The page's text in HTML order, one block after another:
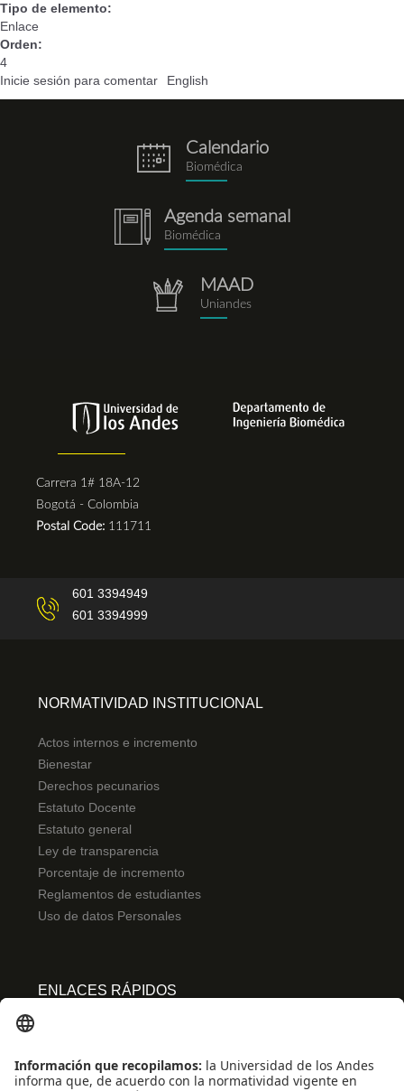
Tipo de elemento:
Enlace
Orden:
4
Inicie sesión para comentar English
eventos.png
Calendario
Biomédica
notebook.png
Agenda semanal
Biomédica
repositorio.png
MAAD
Uniandes
Carrera 1# 18A-12
Bogotá - Colombia
Postal Code: 111711
601 3394949
601 3394999
NORMATIVIDAD INSTITUCIONAL
Actos internos e incremento
Bienestar
Derechos pecunarios
Estatuto Docente
Estatuto general
Ley de transparencia
Porcentaje de incremento
Reglamentos de estudiantes
Uso de datos Personales
ENLACES RÁPIDOS
Convivencia y transparencia